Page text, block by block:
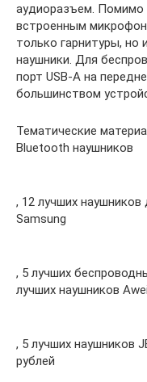
аудиоразъем. Помимо
встроенным
только гарнитуры,
наушники. Для
порт USB-A на
большинством
Тематические
Bluetooth наушников
, 12 лучших
Samsung
, 5 лучших
лучших наушников Awei
, 5 лучших наушников
рублей